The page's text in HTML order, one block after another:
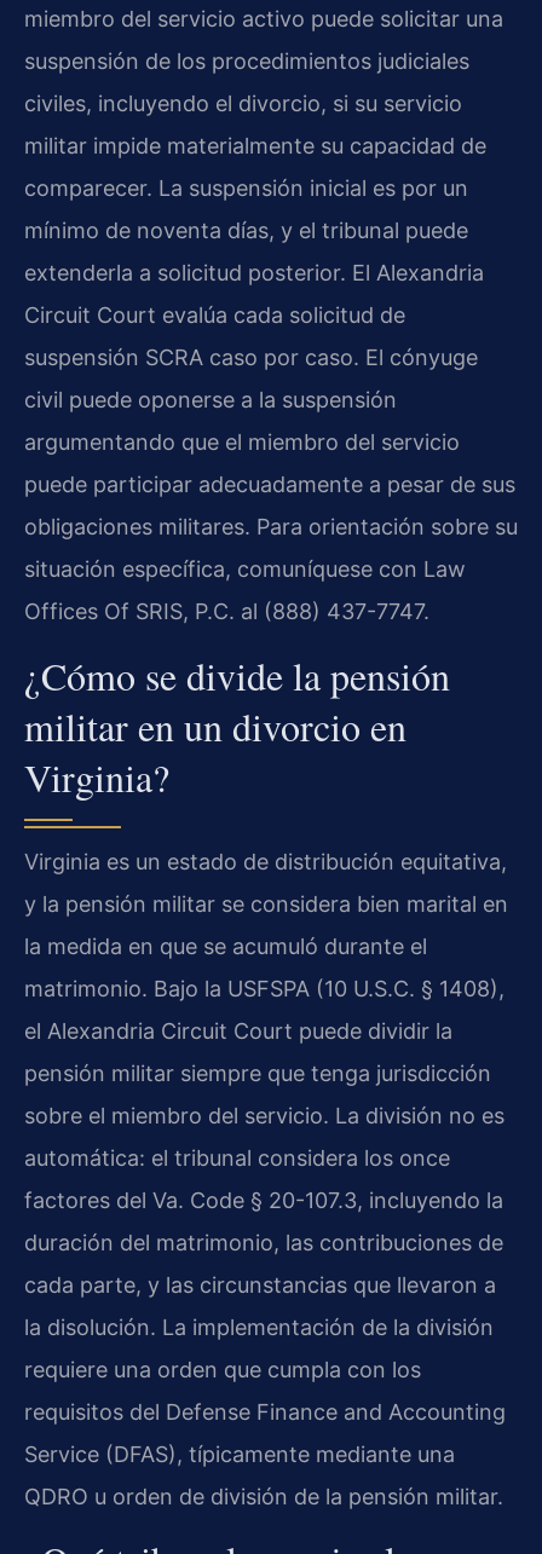
miembro del servicio activo puede solicitar una
suspensión de los procedimientos judiciales
civiles, incluyendo el divorcio, si su servicio
militar impide materialmente su capacidad de
comparecer. La suspensión inicial es por un
mínimo de noventa días, y el tribunal puede
extenderla a solicitud posterior. El Alexandria
Circuit Court evalúa cada solicitud de
suspensión SCRA caso por caso. El cónyuge
civil puede oponerse a la suspensión
argumentando que el miembro del servicio
puede participar adecuadamente a pesar de sus
obligaciones militares. Para orientación sobre su
situación específica, comuníquese con Law
Offices Of SRIS, P.C. al (888) 437-7747.
¿Cómo se divide la pensión
militar en un divorcio en
Virginia?
Virginia es un estado de distribución equitativa,
y la pensión militar se considera bien marital en
la medida en que se acumuló durante el
matrimonio. Bajo la USFSPA (10 U.S.C. § 1408),
el Alexandria Circuit Court puede dividir la
pensión militar siempre que tenga jurisdicción
sobre el miembro del servicio. La división no es
automática: el tribunal considera los once
factores del Va. Code § 20-107.3, incluyendo la
duración del matrimonio, las contribuciones de
cada parte, y las circunstancias que llevaron a
la disolución. La implementación de la división
requiere una orden que cumpla con los
requisitos del Defense Finance and Accounting
Service (DFAS), típicamente mediante una
QDRO u orden de división de la pensión militar.